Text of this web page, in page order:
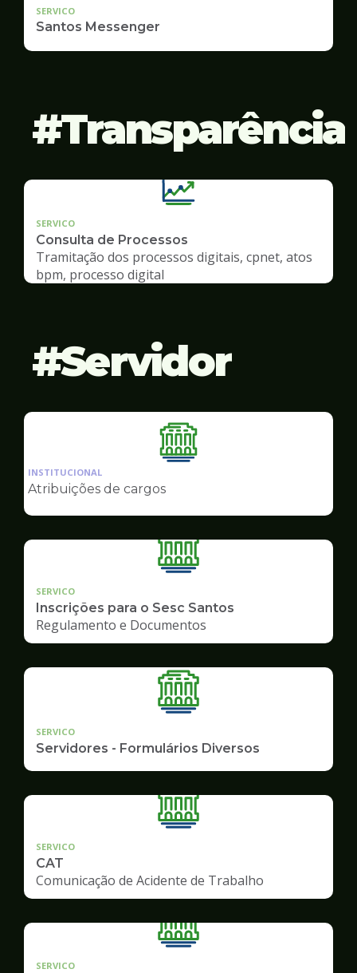
SERVICO
Santos Messenger
Transparência
SERVICO
Consulta de Processos
Tramitação dos processos digitais, cpnet, atos
bpm, processo digital
Servidor
Ilustração
da
Servidor
INSTITUCIONAL
Atribuições de cargos
SERVICO
Inscrições para o Sesc Santos
Regulamento e Documentos
SERVICO
Servidores - Formulários Diversos
SERVICO
CAT
Comunicação de Acidente de Trabalho
SERVICO